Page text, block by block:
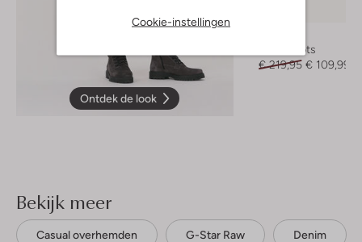
Cookie-instellingen
Ontdek de look
Veterboots
€ 219,95 € 109,99
Bekijk meer
Casual overhemden G-Star Raw Denim